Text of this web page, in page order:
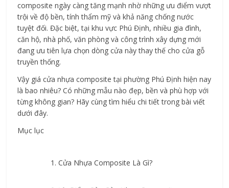
composite ngày càng tăng mạnh nhờ những ưu điểm vượt
trội về độ bền, tính thẩm mỹ và khả năng chống nước
tuyệt đối. Đặc biệt, tại khu vực Phú Định, nhiều gia đình,
căn hộ, nhà phố, văn phòng và công trình xây dựng mới
đang ưu tiên lựa chọn dòng cửa này thay thế cho cửa gỗ
truyền thống.
Vậy giá cửa nhựa composite tại phường Phú Định hiện nay
là bao nhiêu? Có những mẫu nào đẹp, bền và phù hợp với
từng không gian? Hãy cùng tìm hiểu chi tiết trong bài viết
dưới đây.
Mục lục
1. Cửa Nhựa Composite Là Gì?